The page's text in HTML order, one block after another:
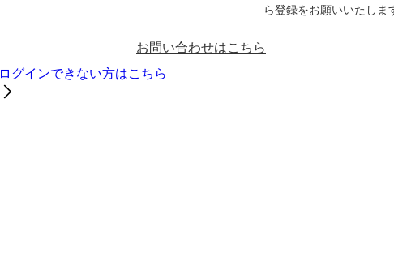
ら登録をお願いいたしま
お問い合わせはこちら
ログインできない方はこちら